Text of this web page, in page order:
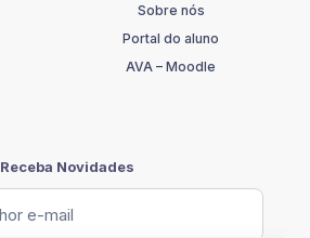
Sobre nós
Portal do aluno
AVA – Moodle
Receba Novidades